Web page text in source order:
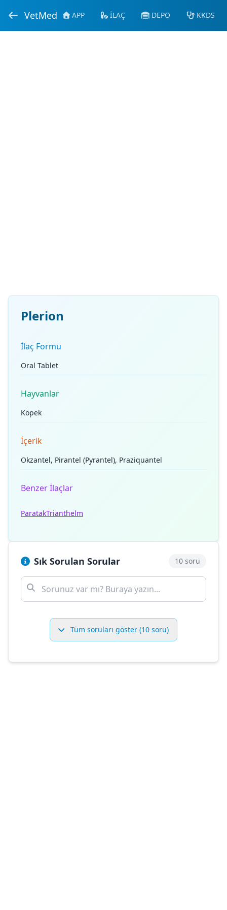
VetMed APP İLAÇ DEPO KKDS
Plerion
İlaç Formu
Oral Tablet
Hayvanlar
Köpek
İçerik
Okzantel, Pirantel (Pyrantel), Praziquantel
Benzer İlaçlar
ParatakTrianthelm
Sık Sorulan Sorular 10 soru
Tüm soruları göster (10 soru)